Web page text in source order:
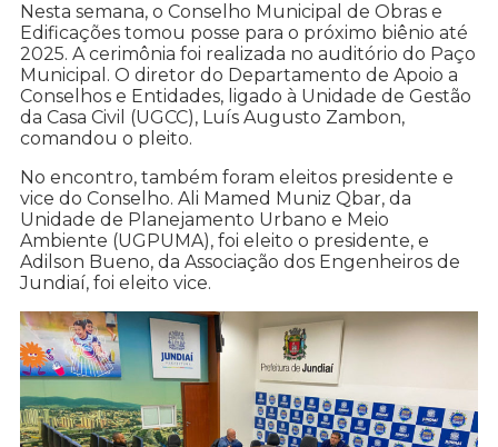
Nesta semana, o Conselho Municipal de Obras e
Edificações tomou posse para o próximo biênio até
2025. A cerimônia foi realizada no auditório do Paço
Municipal. O diretor do Departamento de Apoio a
Conselhos e Entidades, ligado à Unidade de Gestão
da Casa Civil (UGCC), Luís Augusto Zambon,
comandou o pleito.
No encontro, também foram eleitos presidente e
vice do Conselho. Ali Mamed Muniz Qbar, da
Unidade de Planejamento Urbano e Meio
Ambiente (UGPUMA), foi eleito o presidente, e
Adilson Bueno, da Associação dos Engenheiros de
Jundiaí, foi eleito vice.